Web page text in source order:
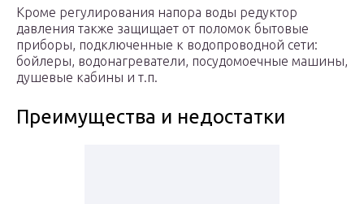
Кроме регулирования напора воды редуктор
давления также защищает от поломок бытовые
приборы, подключенные к водопроводной сети:
бойлеры, водонагреватели, посудомоечные машины,
душевые кабины и т.п.
Преимущества и недостатки